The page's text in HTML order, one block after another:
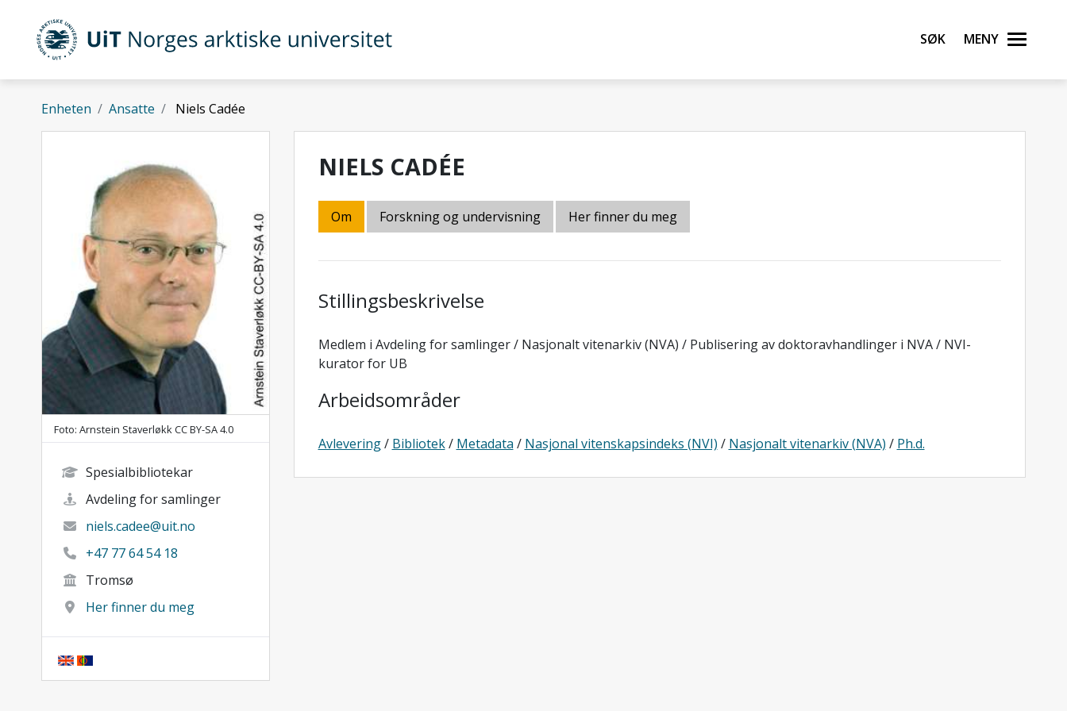
Gå til hovedinnhold
UiT Norges arktiske universitet Søk Meny
Enheten Ansatte Niels Cadée
Foto: Arnstein Staverløkk CC BY-SA 4.0
Spesialbibliotekar
Avdeling for samlinger
niels.cadee@uit.no
+47 77 64 54 18
Tromsø
Her finner du meg
NIELS CADÉE
Om Forskning og undervisning Her finner du meg
Stillingsbeskrivelse
Medlem i Avdeling for samlinger / Nasjonalt vitenarkiv (NVA) / Publisering av doktoravhandlinger i NVA / NVI-
kurator for UB
Arbeidsområder
Avlevering/ Bibliotek/ Metadata / Nasjonal vitenskapsindeks (NVI) / Nasjonalt vitenarkiv (NVA) / Ph.d.